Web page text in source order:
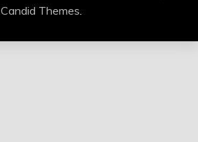
Candid Themes.